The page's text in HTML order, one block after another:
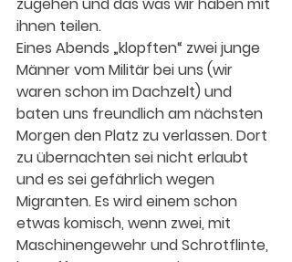
ihnen teilen.
Eines Abends „klopften“ zwei junge
Männer vom Militär bei uns (wir
waren schon im Dachzelt) und
baten uns freundlich am nächsten
Morgen den Platz zu verlassen. Dort
zu übernachten sei nicht erlaubt
und es sei gefährlich wegen
Migranten. Es wird einem schon
etwas komisch, wenn zwei, mit
Maschinengewehr und Schrotflinte,